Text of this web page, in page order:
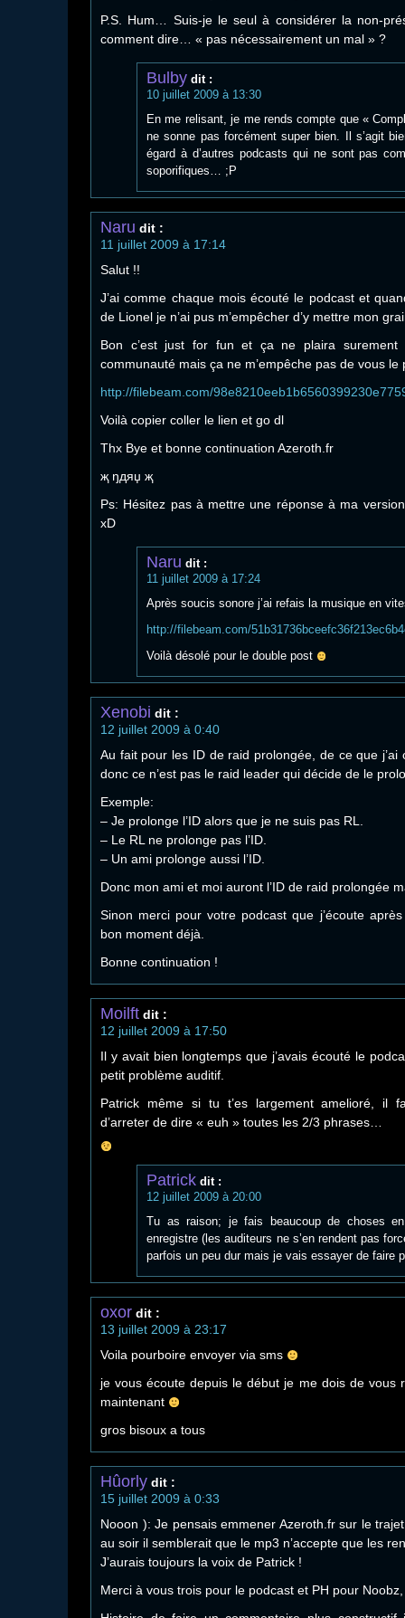
P.S. Hum… Suis-je le seul à considérer la non-
comment dire… « pas nécessairement un mal » ?
Bulby dit :
10 juillet 2009 à 13:30
En me relisant, je me rends compte que «
ne sonne pas forcément super bien. Il s’agit
égard à d’autres podcasts qui ne sont pas
soporifiques… ;P
Naru dit :
11 juillet 2009 à 17:14
Salut !!
J’ai comme chaque mois écouté le podcast et
de Lionel je n’ai pus m’empêcher d’y mettre mon
Bon c’est just for fun et ça ne plaira surement
communauté mais ça ne m’empêche pas de vous le
http://filebeam.com/
Voilà copier coller le lien et go dl
Thx Bye et bonne continuation Azeroth.fr
җ ŋдяџ җ
Ps: Hésitez pas à mettre une réponse à ma
xD
Naru dit :
11 juillet 2009 à 17:24
Après soucis sonore j’ai refais la musique en
http://filebeam.com/
Voilà désolé pour le double post
Xenobi dit :
12 juillet 2009 à 0:40
Au fait pour les ID de raid prolongée, de ce que j’ai
donc ce n’est pas le raid leader qui décide de le
Exemple:
– Je prolonge l’ID alors que je ne suis pas RL.
– Le RL ne prolonge pas l’ID.
– Un ami prolonge aussi l’ID.
Donc mon ami et moi auront l’ID de raid prolongée
Sinon merci pour votre podcast que j’écoute
bon moment déjà.
Bonne continuation !
Moilft dit :
12 juillet 2009 à 17:50
Il y avait bien longtemps que j’avais écouté le
petit problème auditif.
Patrick même si tu t’es largement amelioré, il
d’arreter de dire « euh » toutes les 2/3 phrases…
Patrick dit :
12 juillet 2009 à 20:00
Tu as raison; je fais beaucoup de choses
enregistre (les auditeurs ne s’en rendent pas
parfois un peu dur mais je vais essayer de faire
oxor dit :
13 juillet 2009 à 23:17
Voila pourboire envoyer via sms
je vous écoute depuis le début je me dois de vous
maintenant
gros bisoux a tous
Hûorly dit :
15 juillet 2009 à 0:33
Nooon ): Je pensais emmener Azeroth.fr sur le
au soir il semblerait que le mp3 n’accepte que les
J’aurais toujours la voix de Patrick !
Merci à vous trois pour le podcast et PH pour Noobz,